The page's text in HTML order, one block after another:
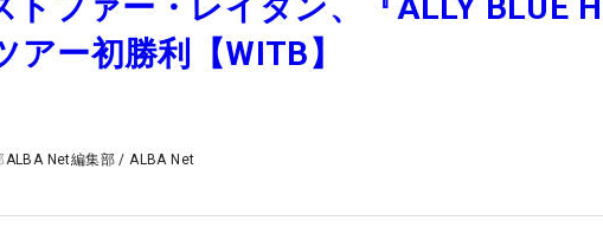
トファー・レイタン、『ALLY BLUE
アー初勝利【WITB】
ALBA Net編集部 /ALBA Net